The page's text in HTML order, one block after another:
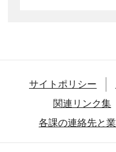
サイトポリシー
関連リンク集
各課の連絡先と